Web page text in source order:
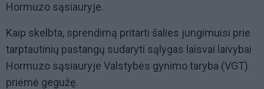
Hormuzo sąsiauryje.
Kaip skelbta, sprendimą pritarti šalies jungimuisi prie
tarptautinių pastangų sudaryti sąlygas laisvai laivybai
Hormuzo sąsiauryje Valstybės gynimo taryba (VGT)
priėmė gegužę.